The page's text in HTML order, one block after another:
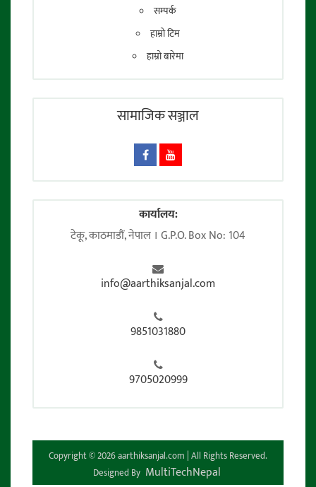
सम्पर्क
हाम्रो टिम
हाम्रो बारेमा
सामाजिक सञ्जाल
कार्यालय:
टेकू, काठमाडाैं, नेपाल । G.P.O. Box No: 104
info@aarthiksanjal.com
9851031880
9705020999
Copyright © 2026 aarthiksanjal.com | All Rights Reserved.
Designed By MultiTechNepal